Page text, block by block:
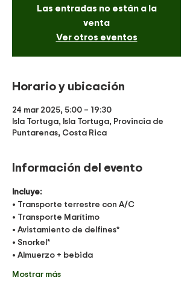
Las entradas no están a la
venta
Ver otros eventos
Horario y ubicación
24 mar 2025, 5:00 – 19:30
Isla Tortuga, Isla Tortuga, Provincia de
Puntarenas, Costa Rica
Información del evento
Incluye:
• Transporte terrestre con A/C
• Transporte Marítimo
• Avistamiento de delfines*
• Snorkel*
• Almuerzo + bebida
Mostrar más